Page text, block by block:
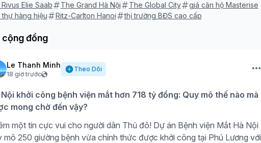
Elie Saab
The Grand Hà Nội The Global City
giá căn hộ Masterise
thự hàng hiệu
Ritz-Carlton Hanoi thị trường BĐS cao cấp
cộng đồng
Le Thanh Minh
18 giờ trước
Theo Dõi
Nội khởi công bệnh viện mắt hơn 718 tỷ đồng: Quy mô thế nào mà
mong chờ đến vậy?
một tin cực vui cho người dân Thủ đô! Dự án Bệnh viện Mắt Hà Nội
mô 250 giường bệnh vừa chính thức được khởi công tại Phú Lương với